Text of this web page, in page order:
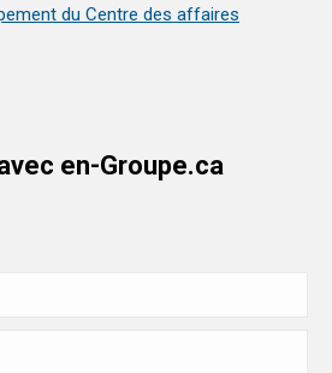
du Centre des affaires
en-Groupe.ca